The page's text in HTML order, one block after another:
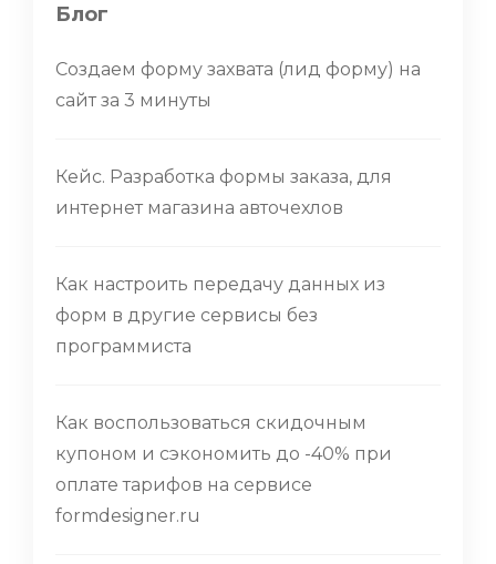
Блог
Создаем форму захвата (лид форму) на
сайт за 3 минуты
Кейс. Разработка формы заказа, для
интернет магазина авточехлов
Как настроить передачу данных из
форм в другие сервисы без
программиста
Как воспользоваться скидочным
купоном и сэкономить до -40% при
оплате тарифов на сервисе
formdesigner.ru